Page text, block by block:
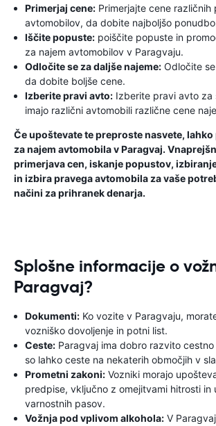
Primerjaj cene: Primerjajte cene različnih
avtomobilov, da dobite najboljšo
Iščite popuste: poiščite popuste in
za najem avtomobilov v Paragvaju.
Odločite se za daljše najeme: Odločite
da dobite boljše cene.
Izberite pravi avto: Izberite pravi avto za
imajo različni avtomobili različne cene
Če upoštevate te preproste nasvete,
za najem avtomobila v Paragvaj.
primerjava cen, iskanje popustov,
in izbira pravega avtomobila za vaše
načini za prihranek denarja.
Splošne informacije o
Paragvaj?
Dokumenti: Ko vozite v Paragvaju,
vozniško dovoljenje in potni list.
Ceste: Paragvaj ima dobro razvito
so lahko ceste na nekaterih območjih v
Prometni zakoni: Vozniki morajo
predpise, vključno z omejitvami hitrosti in
varnostnih pasov.
Vožnja pod vplivom alkohola: V